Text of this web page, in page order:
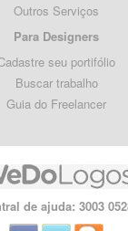
Outros Serviços
Para Designers
seu portifólio
Buscar trabalho
Guia do Freelancer
de ajuda: 3003